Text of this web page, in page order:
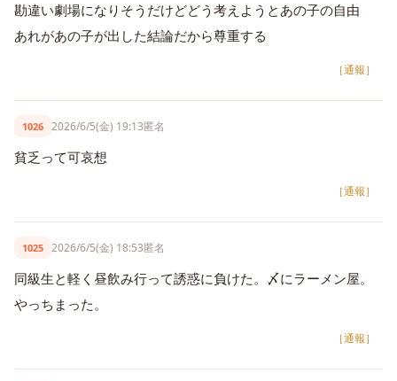
勘違い劇場になりそうだけどどう考えようとあの子の自由
あれがあの子が出した結論だから尊重する
［通報］
1026 2026/6/5(金) 19:13匿名
貧乏って可哀想
［通報］
1025 2026/6/5(金) 18:53匿名
同級生と軽く昼飲み行って誘惑に負けた。〆にラーメン屋。
やっちまった。
［通報］